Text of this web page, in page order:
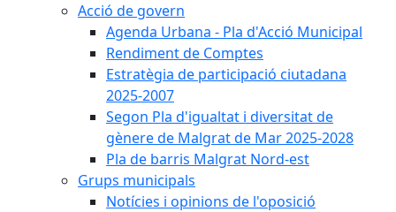
Acció de govern
Agenda Urbana - Pla d'Acció Municipal
Rendiment de Comptes
Estratègia de participació ciutadana
2025-2007
Segon Pla d'igualtat i diversitat de
gènere de Malgrat de Mar 2025-2028
Pla de barris Malgrat Nord-est
Grups municipals
Notícies i opinions de l'oposició